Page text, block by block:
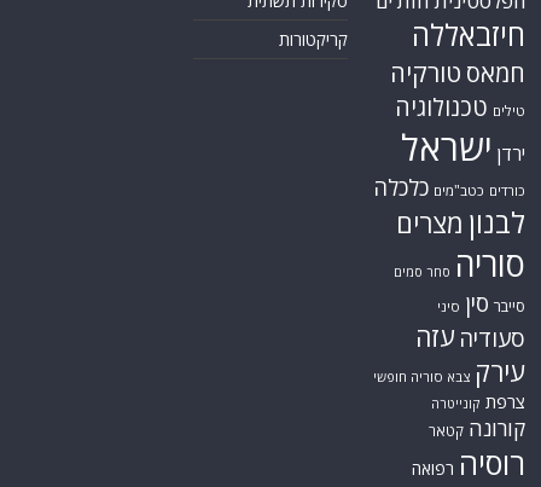
חיזבאללה
חמאס טורקיה
טילים טכנולוגיה
ירדן ישראל
כורדים כטב"מים כלכלה
לבנון מצרים
סוריה סחר סמים
סייבר סין סיני
סעודיה עזה
עירק צבא סוריה חופשי
צרפת קונייטרה
קורונה קטאר
רוסיה רפואה
קריקטורות